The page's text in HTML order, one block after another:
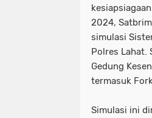
2024,
simulasi
Polres Lahat.
Gedung
termasuk
Simulasi ini